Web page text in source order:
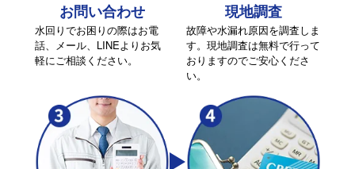
お問い合わせ
水回りでお困りの際はお電
話、メール、LINEよりお気
軽にご相談ください。
現地調査
故障や水漏れ原因を調査しま
す。現地調査は無料で行って
おりますのでご安心くださ
い。